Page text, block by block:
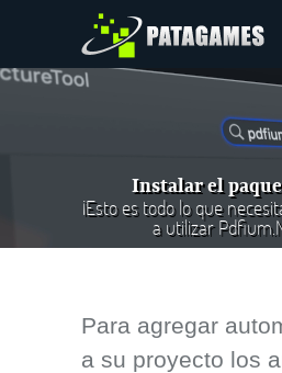
Compras
Descargar
Instalar el
¡Esto es todo lo que
a utilizar
Para agregar
a su proyecto los